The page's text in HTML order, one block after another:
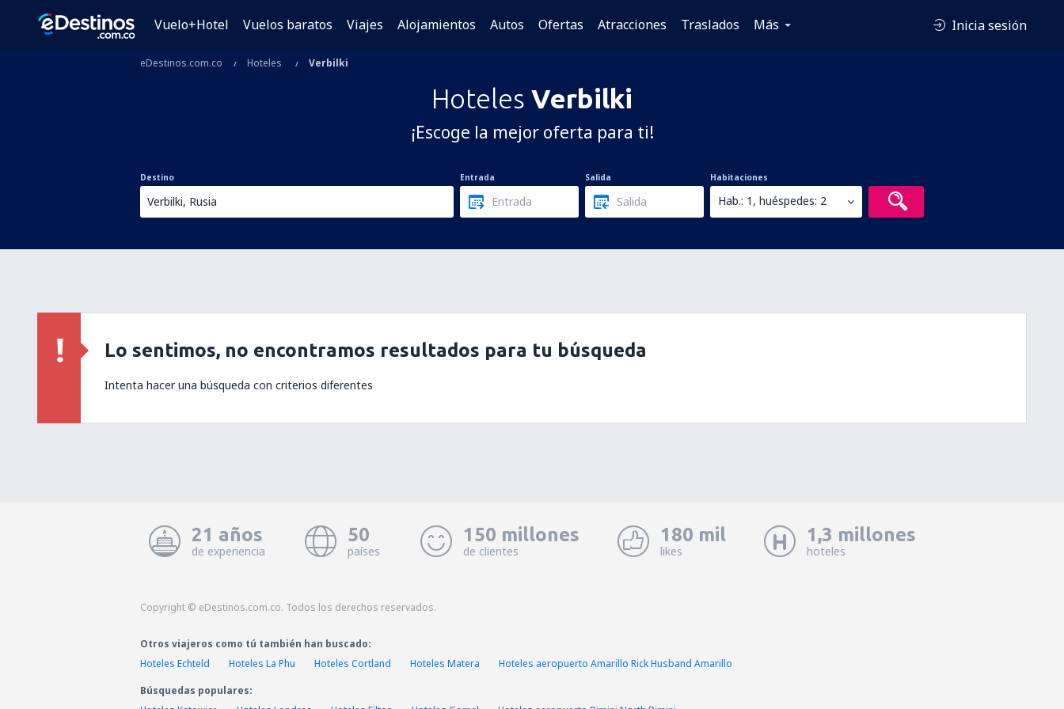
Vuelo+Hotel Vuelos baratos Viajes Alojamientos Autos Ofertas Atracciones Traslados Más Inicia sesión
eDestinos.com.co Hoteles Verbilki
Hoteles Verbilki
¡Escoge la mejor oferta para ti!
Destino Entrada Salida Habitaciones
Hab.: 1, huéspedes: 2
Lo sentimos, no encontramos resultados para tu búsqueda
Intenta hacer una búsqueda con criterios diferentes
21 años
de experiencia
50
países
150 millones
de clientes
180 mil
likes
1,3 millones
hoteles
Copyright © eDestinos.com.co. Todos los derechos reservados.
Otros viajeros como tú también han buscado:
Hoteles Echteld
Hoteles La Phu Hoteles Cortland Hoteles Matera
Hoteles aeropuerto Amarillo Rick Husband Amarillo
Búsquedas populares: